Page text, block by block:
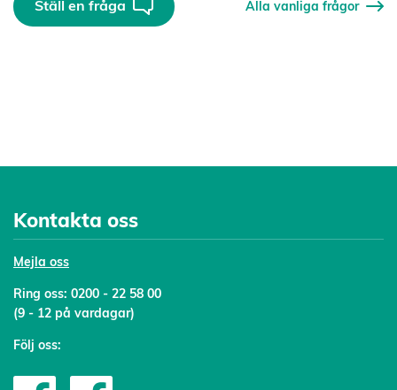
Ställ en fråga Alla vanliga frågor
Kontakta oss
Mejla oss
Ring oss: 0200 - 22 58 00
(9 - 12 på vardagar)
Följ oss: